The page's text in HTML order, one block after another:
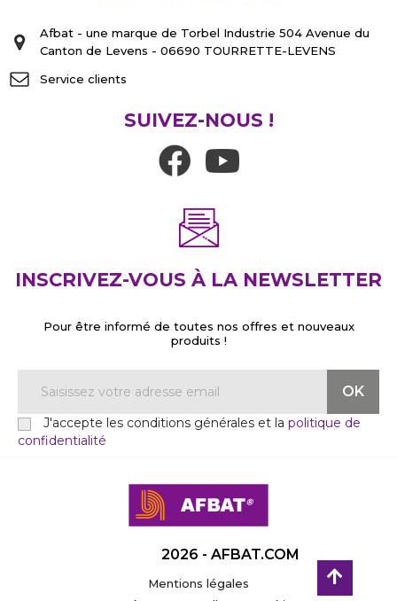
Afbat - une marque de Torbel Industrie 504 Avenue du
Canton de Levens - 06690 TOURRETTE-LEVENS
Service clients
SUIVEZ-NOUS !
INSCRIVEZ-VOUS À LA NEWSLETTER
Pour être informé de toutes nos offres et nouveaux
produits !
J'accepte les conditions générales et la politique de
confidentialité
2026 - AFBAT.COM
Mentions légales